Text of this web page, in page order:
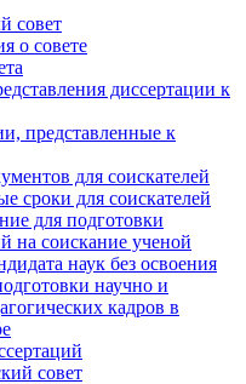
совет
о совете
диссертации к
представленные к
для соискателей
сроки для соискателей
для подготовки
на соискание ученой
наук без освоения
научно и
кадров в
совет